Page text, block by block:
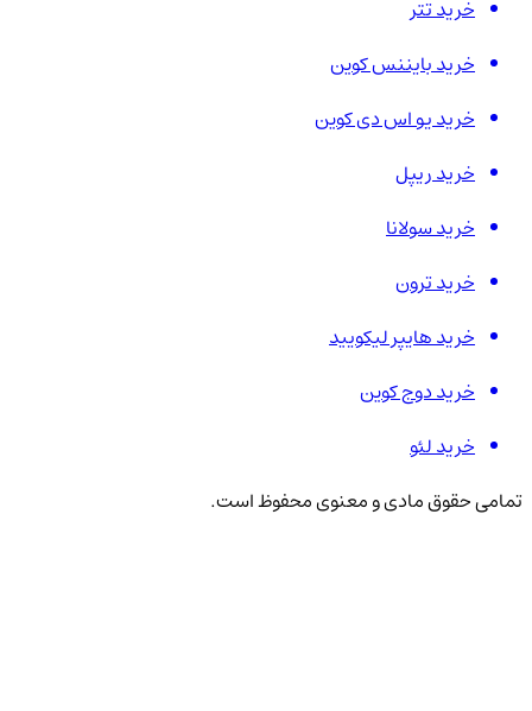
خرید تتر
خرید بایننس کوین
خرید یو اس دی کوین
خرید ریپل
خرید سولانا
خرید ترون
خرید هایپر لیکویید
خرید دوج کوین
خرید لئو
تمامی حقوق مادی و معنوی محفوظ است.